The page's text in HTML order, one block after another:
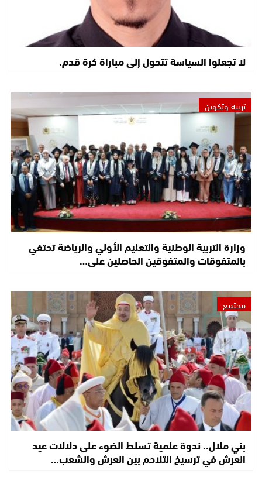
لا تجعلوا السياسة تتحول إلى مباراة كرة قدم.
تربية وتكوين
وزارة التربية الوطنية والتعليم الأولي والرياضة تحتفي
بالمتفوقات والمتفوقين الحاصلين على…
مجتمع
بني ملال.. ندوة علمية تسلط الضوء على دلالات عيد
العرش في ترسيخ التلاحم بين العرش والشعب…